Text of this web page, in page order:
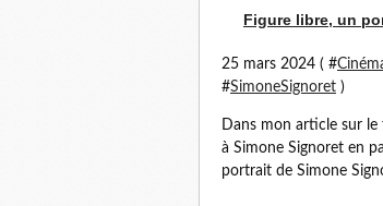
Figure libre, un
25 mars 2024 ( #
#SimoneSignoret )
Dans mon article sur le
à Simone Signoret en
portrait de Simone